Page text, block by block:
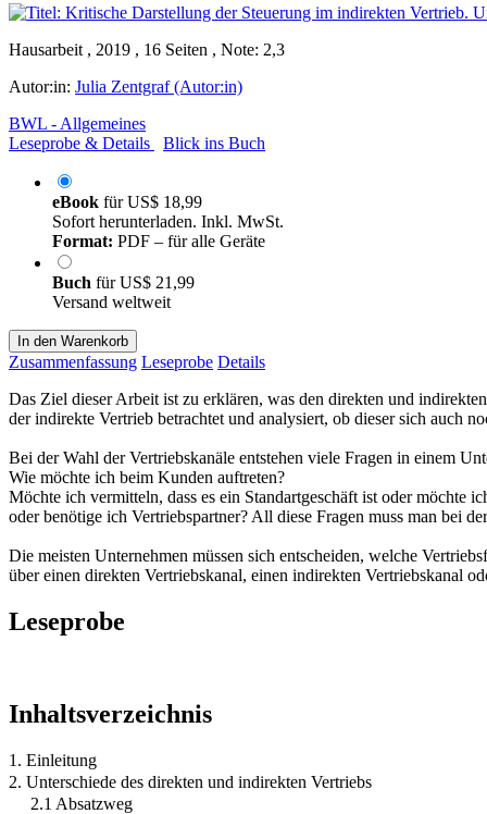
Hausarbeit , 2019 , 16 Seiten , Note: 2,3
Autor:in: Julia Zentgraf (Autor:in)
BWL - Allgemeines
Leseprobe & Details
Blick ins Buch
eBook fürUS$ 18,99
Sofort herunterladen. Inkl. MwSt.
Format: PDF – für alle Geräte
Buch fürUS$ 21,99
Versand weltweit
In den Warenkorb
Zusammenfassung Leseprobe Details
Das Ziel dieser Arbeit ist zu erklären, was den direkten und
der indirekte Vertrieb betrachtet und analysiert, ob dieser sich auch
Bei der Wahl der Vertriebskanäle entstehen viele Fragen in einem
Wie möchte ich beim Kunden auftreten?
Möchte ich vermitteln, dass es ein Standartgeschäft ist oder möchte
oder benötige ich Vertriebspartner? All diese Fragen muss man bei
Die meisten Unternehmen müssen sich entscheiden, welche
über einen direkten Vertriebskanal, einen indirekten Vertriebskanal
Leseprobe
Inhaltsverzeichnis
1. Einleitung
2. Unterschiede des direkten und indirekten Vertriebs
2.1 Absatzweg